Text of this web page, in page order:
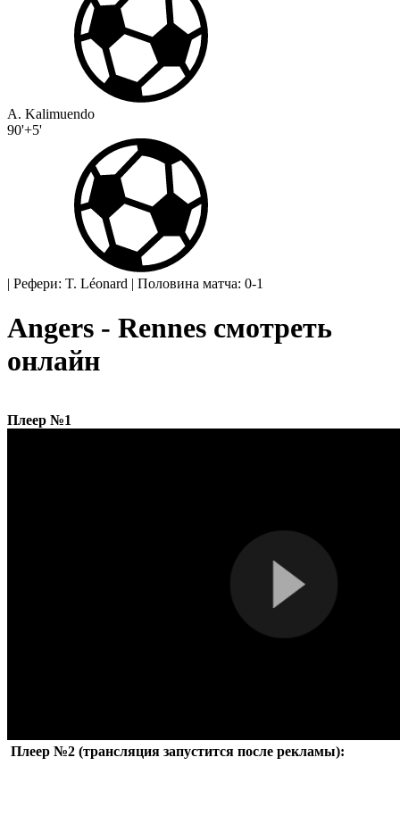
A. Kalimuendo
90'+5'
| Рефери: T. Léonard | Половина матча: 0-1
Angers - Rennes смотреть
онлайн
Плеер №1
Плеер №2 (трансляция запустится после рекламы):